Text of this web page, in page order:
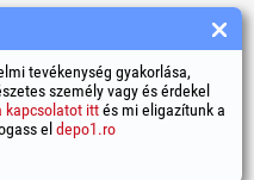
tevékenység gyakorlása,
személy vagy és érdekel
kapcsolatot ittés mi eligazítunk a
el depo1.ro